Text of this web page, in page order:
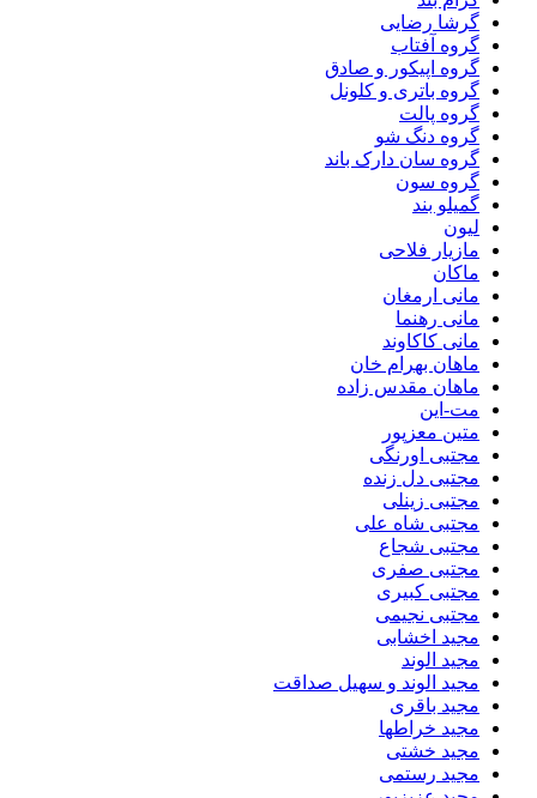
گرشا رضایی
گروه آفتاب
گروه اپیکور و صادق
گروه باتری و کلونل
گروه پالت
گروه دنگ شو
گروه سان دارک باند
گروه سون
گمیلو بند
لیون
مازیار فلاحی
ماکان
مانی ارمغان
مانی رهنما
مانی کاکاوند
ماهان بهرام خان
ماهان مقدس زاده
مت-این
متین معزپور
مجتبی اورنگی
مجتبی دل زنده
مجتبی زینلی
مجتبی شاه علی
مجتبی شجاع
مجتبی صفری
مجتبی کبیری
مجتبی نجیمی
مجید اخشابی
مجید الوند‎
مجید الوند و سهیل صداقت
مجید باقری
مجید خراطها
مجید خشتی
مجید رستمی